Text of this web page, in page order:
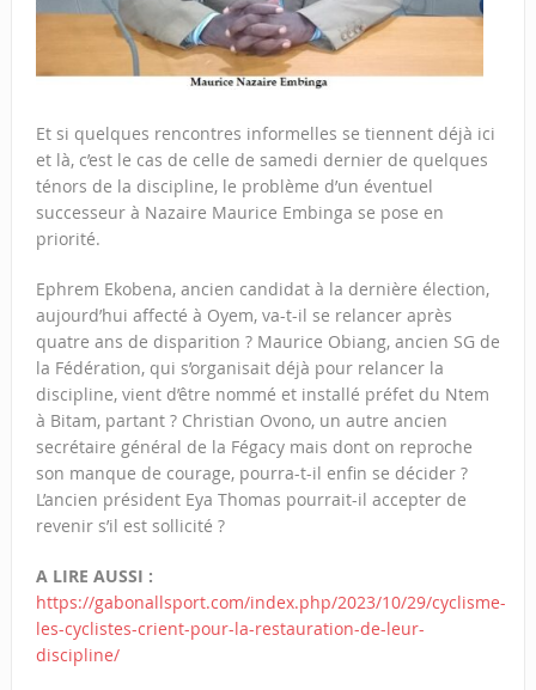
Et si quelques rencontres informelles se tiennent déjà ici
et là, c’est le cas de celle de samedi dernier de quelques
ténors de la discipline, le problème d’un éventuel
successeur à Nazaire Maurice Embinga se pose en
priorité.
Ephrem Ekobena, ancien candidat à la dernière élection,
aujourd’hui affecté à Oyem, va-t-il se relancer après
quatre ans de disparition ? Maurice Obiang, ancien SG de
la Fédération, qui s’organisait déjà pour relancer la
discipline, vient d’être nommé et installé préfet du Ntem
à Bitam, partant ? Christian Ovono, un autre ancien
secrétaire général de la Fégacy mais dont on reproche
son manque de courage, pourra-t-il enfin se décider ?
L’ancien président Eya Thomas pourrait-il accepter de
revenir s’il est sollicité ?
A LIRE AUSSI :
https://gabonallsport.com/index.php/2023/10/29/cyclisme-
les-cyclistes-crient-pour-la-restauration-de-leur-
discipline/